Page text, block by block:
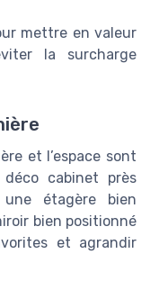
mettre en valeur
la surcharge
et l’espace sont
cabinet près
étagère bien
bien positionné
et agrandir